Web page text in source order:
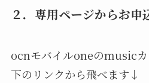
２．専用ページからお申
ocnモバイルoneのmusicカ
下のリンクから飛べます↓